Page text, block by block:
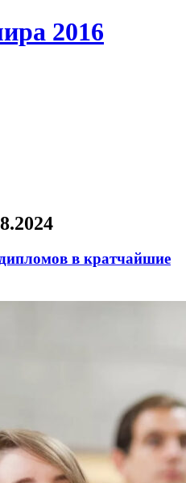
2016
в кратчайшие